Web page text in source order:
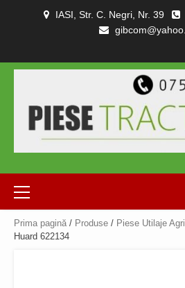
IASI, Str. C. Negri, Nr. 39
SI
NOI
DE
SI
Primary
Menu
Prima pagină / Produse / Piese Utilaje
Huard 622134